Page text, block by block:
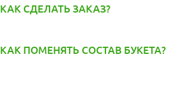
КАК СДЕЛАТЬ ЗАКАЗ?
КАК ПОМЕНЯТЬ СОСТАВ БУКЕТА?